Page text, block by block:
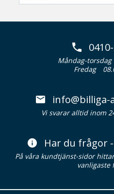
Måndag-torsdag
Fredag
info@billiga-
Vi svarar alltid inom
Har du frågor
På våra kundtjänst-sidor
vanligaste